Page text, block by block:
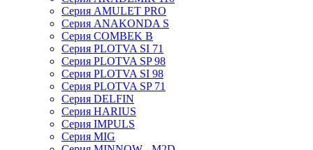
Серия AMULET PRO
Серия ANAKONDA S
Серия COMBEK B
Серия PLOTVA SI 71
Серия PLOTVA SP 98
Серия PLOTVA SI 98
Серия PLOTVA SP 71
Серия DELFIN
Серия HARIUS
Серия IMPULS
Серия MIG